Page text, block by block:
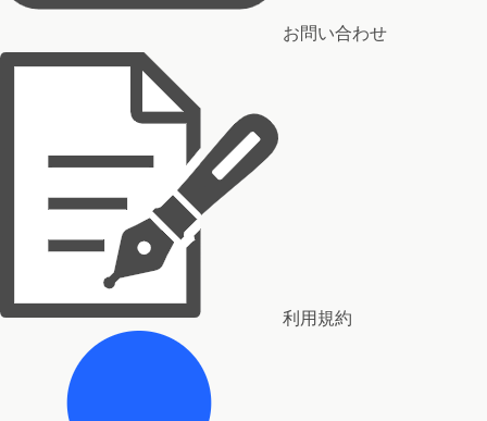
お問い合わせ
利用規約